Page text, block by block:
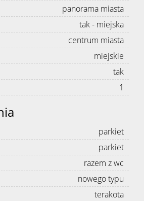
panorama miasta
tak - miejska
centrum miasta
miejskie
tak
1
parkiet
parkiet
razem z wc
nowego typu
terakota